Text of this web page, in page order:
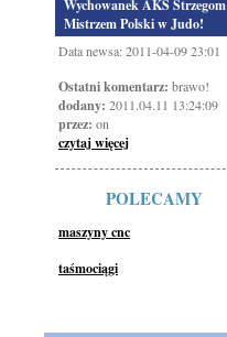
Wychowanek AKS Strzegom
Mistrzem Polski w Judo!
Data newsa: 2011-04-09 23:01
Ostatni komentarz: brawo!
dodany: 2011.04.11 13:24:09
przez: on
czytaj więcej
POLECAMY
maszyny cnc
taśmociągi